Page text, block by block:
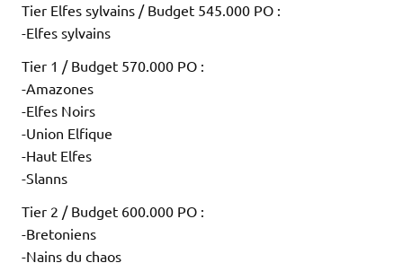
Tier Elfes sylvains / Budget 545.000 PO :
-Elfes sylvains
Tier 1 / Budget 570.000 PO :
-Amazones
-Elfes Noirs
-Union Elfique
-Haut Elfes
-Slanns
Tier 2 / Budget 600.000 PO :
-Bretoniens
-Nains du chaos